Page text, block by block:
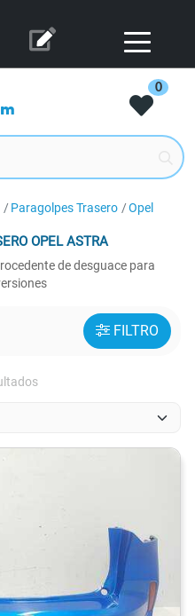
0
Paragolpes Trasero Opel
OPEL ASTRA
de desguace para
FILTRO